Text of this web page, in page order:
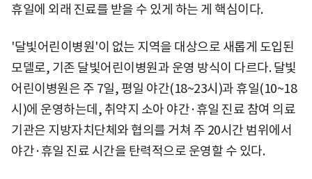
휴일에 외래 진료를 받을 수 있게 하는 게 핵심이다.
'달빛어린이병원'이 없는 지역을 대상으로 새롭게 도입된
모델로, 기존 달빛어린이병원과 운영 방식이 다르다. 달빛
어린이병원은 주 7일, 평일 야간(18~23시)과 휴일(10~18
시)에 운영하는데, 취약지 소아 야간·휴일 진료 참여 의료
기관은 지방자치단체와 협의를 거쳐 주 20시간 범위에서
야간·휴일 진료 시간을 탄력적으로 운영할 수 있다.